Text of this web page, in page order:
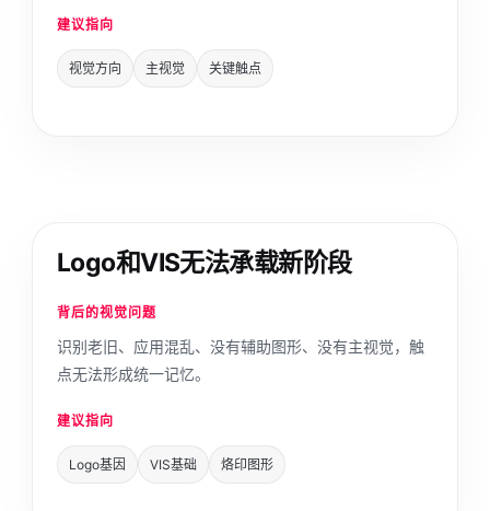
建议指向
视觉方向 主视觉 关键触点
Logo和VIS无法承载新阶段
背后的视觉问题
识别老旧、应用混乱、没有辅助图形、没有主视觉，触
点无法形成统一记忆。
建议指向
Logo基因 VIS基础 烙印图形